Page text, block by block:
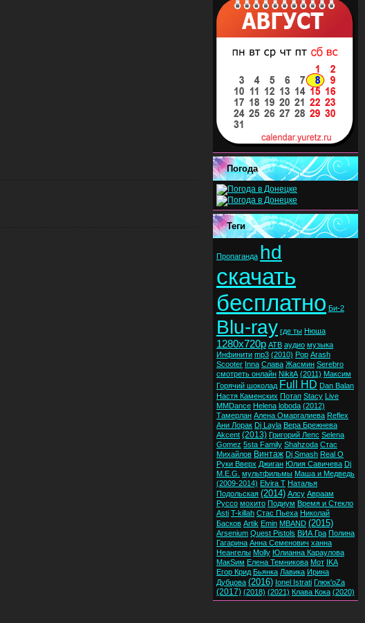
Погода
Теги
Пропаганда hd
скачать
бесплатно Би-2
Blu-ray где ты Нюша
1280x720p ATB аудио музыка
Инфинити mp3 (2010) Pop Arash
Scooter Inna Слава Жасмин Serebro
смотреть онлайн NikitA (2011) Максим
Горячий шоколад Full HD Dan Balan
Настя Каменских Потап Stacy Live
MMDance Helena loboda (2012)
Тамерлан Алена Омаргалиева Reflex
Ани Лорак Dj Layla Вера Брежнева
Akcent (2013) Григорий Лепс Selena
Gomez 5sta Family Shahzoda Стас
Михайлов Винтаж Dj Smash Real O
Руки Вверх Джиган Юлия Савичева Dj
M.E.G. мультфильмы Маша и Медведь
(2009-2014) Elvira T Наталья
Подольская (2014) Алсу Авраам
Руссо мохито Подиум Время и Стекло
Asti T-killah Стас Пьеха Николай
Басков Artik Emin MBAND (2015)
Arsenium Quest Pistols ВИА Гра Полина
Гагарина Анна Семенович ханна
Неангелы Molly Юлианна Караулова
МакSим Елена Темникова Мот IKA
Егор Крид Бьянка Лавика Ирина
Дубцова (2016) Ionel Istrati Глюк'oZa
(2017) (2018) (2021) Клава Кока (2020)